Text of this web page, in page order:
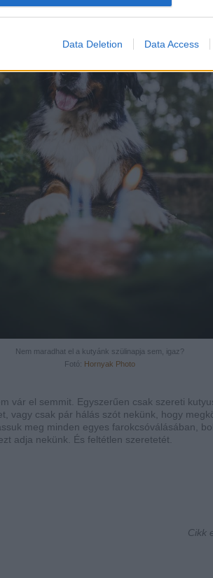
Data Deletion Data Access
Nem maradhat el a kutyánk szülinapja sem, igaz?
Fotó: Hornyak Photo
vár el semmit. Egyszerűen csak szereti
vagy csak pár hálás szót nekünk, hogy
meg minden egyes farokcsóválásában,
adja nekünk. És feltétlen szeretetét.
Cikk